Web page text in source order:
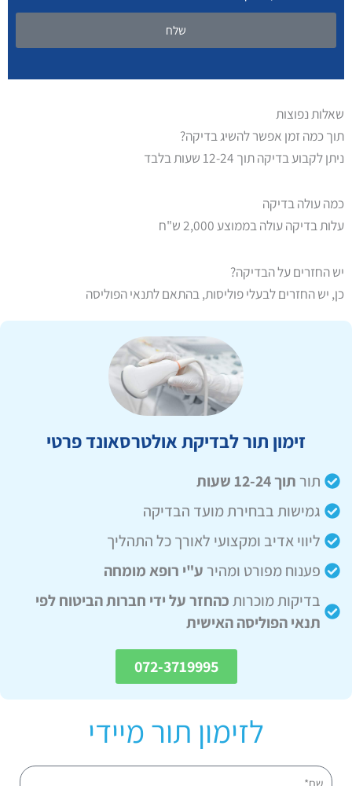
שלח
שאלות נפוצות
תוך כמה זמן אפשר להשיג בדיקה?
ניתן לקבוע בדיקה תוך 12-24 שעות בלבד
כמה עולה בדיקה
עלות בדיקה עולה בממוצע 2,000 ש"ח
יש החזרים על הבדיקה?
כן, יש החזרים לבעלי פוליסות, בהתאם לתנאי הפוליסה
זימון תור לבדיקת אולטרסאונד פרטי
תורתוך 12-24 שעות
גמישות בבחירת מועד הבדיקה
ליווי אדיב ומקצועי לאורך כל התהליך
פענוח מפורט ומהירע"י רופא מומחה
בדיקות מוכרותכהחזר על ידי חברות הביטוח לפי
תנאי הפוליסה האישית
072-3719995
לזימון תור מיידי
שם